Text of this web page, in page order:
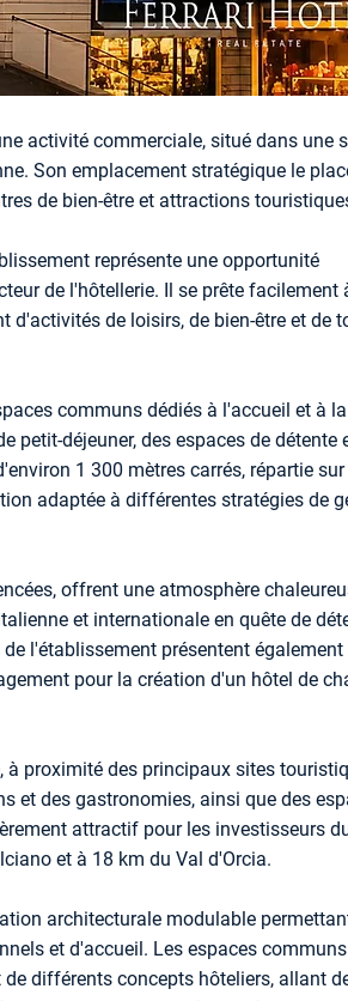
activité commerciale, situé dans une
Son emplacement stratégique le
de bien-être et attractions
représente une opportunité
de l'hôtellerie. Il se prête facilement
de loisirs, de bien-être et de
communs dédiés à l'accueil et à la
petit-déjeuner, des espaces de détente
1 300 mètres carrés, répartie sur
adaptée à différentes stratégies de
offrent une atmosphère
et internationale en quête de
l'établissement présentent également
pour la création d'un hôtel de
à proximité des principaux sites
et des gastronomies, ainsi que des
attractif pour les investisseurs
et à 18 km du Val d'Orcia.
architecturale modulable
et d'accueil. Les espaces
différents concepts hôteliers, allant